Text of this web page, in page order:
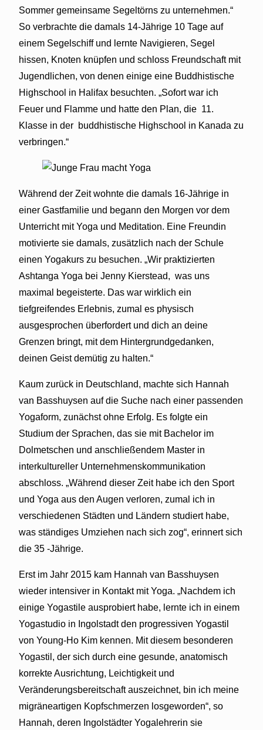
Sommer gemeinsame Segeltörns zu unternehmen.“
So verbrachte die damals 14-Jährige 10 Tage auf
einem Segelschiff und lernte Navigieren, Segel
hissen, Knoten knüpfen und schloss Freundschaft mit
Jugendlichen, von denen einige eine Buddhistische
Highschool in Halifax besuchten. „Sofort war ich
Feuer und Flamme und hatte den Plan, die 11.
Klasse in der buddhistische Highschool in Kanada zu
verbringen.“
Während der Zeit wohnte die damals 16-Jährige in
einer Gastfamilie und begann den Morgen vor dem
Unterricht mit Yoga und Meditation. Eine Freundin
motivierte sie damals, zusätzlich nach der Schule
einen Yogakurs zu besuchen. „Wir praktizierten
Ashtanga Yoga bei Jenny Kierstead, was uns
maximal begeisterte. Das war wirklich ein
tiefgreifendes Erlebnis, zumal es physisch
ausgesprochen überfordert und dich an deine
Grenzen bringt, mit dem Hintergrundgedanken,
deinen Geist demütig zu halten.“
Kaum zurück in Deutschland, machte sich Hannah
van Basshuysen auf die Suche nach einer passenden
Yogaform, zunächst ohne Erfolg. Es folgte ein
Studium der Sprachen, das sie mit Bachelor im
Dolmetschen und anschließendem Master in
interkultureller Unternehmenskommunikation
abschloss. „Während dieser Zeit habe ich den Sport
und Yoga aus den Augen verloren, zumal ich in
verschiedenen Städten und Ländern studiert habe,
was ständiges Umziehen nach sich zog“, erinnert sich
die 35 -Jährige.
Erst im Jahr 2015 kam Hannah van Basshuysen
wieder intensiver in Kontakt mit Yoga. „Nachdem ich
einige Yogastile ausprobiert habe, lernte ich in einem
Yogastudio in Ingolstadt den progressiven Yogastil
von Young-Ho Kim kennen. Mit diesem besonderen
Yogastil, der sich durch eine gesunde, anatomisch
korrekte Ausrichtung, Leichtigkeit und
Veränderungsbereitschaft auszeichnet, bin ich meine
migräneartigen Kopfschmerzen losgeworden“, so
Hannah, deren Ingolstädter Yogalehrerin sie